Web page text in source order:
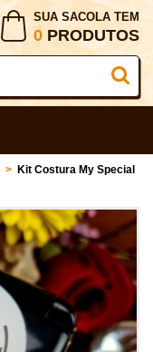
SUA SACOLA TEM
0 PRODUTOS
> Kit Costura My Special